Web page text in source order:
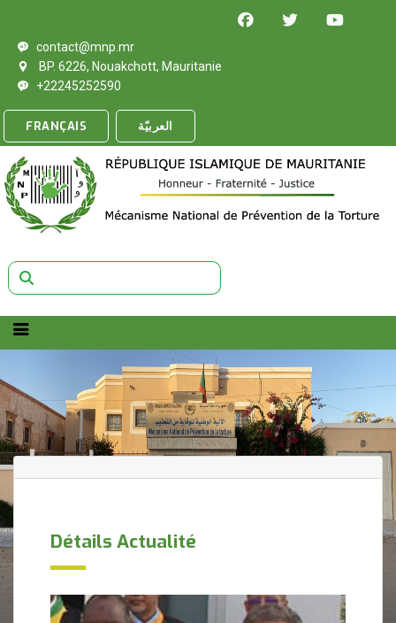
contact@mnp.mr
BP. 6226, Nouakchott, Mauritanie
+22245252590
FRANÇAIS العربيّة
Détails Actualité